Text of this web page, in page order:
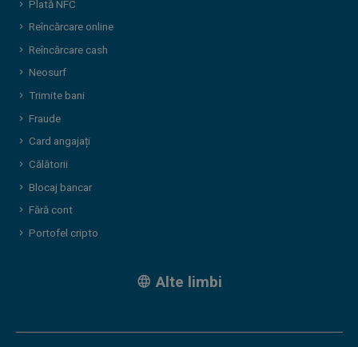
Plată NFC
Reîncărcare online
Reîncărcare cash
Neosurf
Trimite bani
Fraude
Card angajați
Călătorii
Blocaj bancar
Fără cont
Portofel cripto
Alte limbi